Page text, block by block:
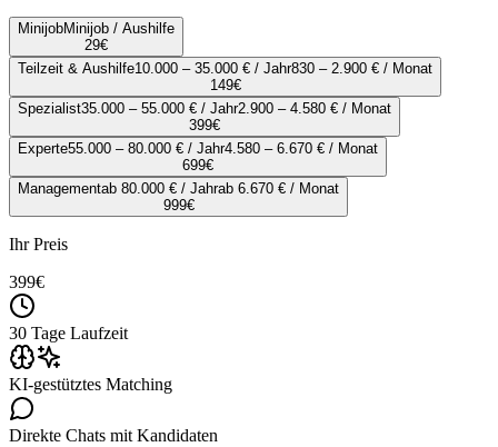
MinijobMinijob / Aushilfe
29€
Teilzeit & Aushilfe10.000 – 35.000 € / Jahr830 – 2.900 € / Monat
149€
Spezialist35.000 – 55.000 € / Jahr2.900 – 4.580 € / Monat
399€
Experte55.000 – 80.000 € / Jahr4.580 – 6.670 € / Monat
699€
Managementab 80.000 € / Jahrab 6.670 € / Monat
999€
Ihr Preis
399€
30 Tage Laufzeit
KI-gestütztes Matching
Direkte Chats mit Kandidaten